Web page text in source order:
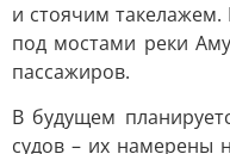
и стоячим
под мостами реки
пассажиров.
В будущем
судов – их намерены